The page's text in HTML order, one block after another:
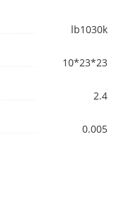
lb1030k
10*23*23
2.4
0.005